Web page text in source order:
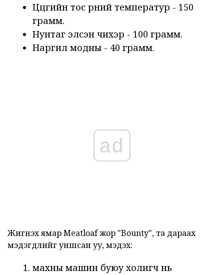
Цөцгийн тос өрөөний температур - 150
грамм.
Нунтаг элсэн чихэр - 100 грамм.
Наргил модны - 40 грамм.
ad
Жигнэх ямар Meatloaf жор "Bounty", та дараах
мэдэгдлийг уншсан уу, мэдэх:
махны машин буюу холигч нь